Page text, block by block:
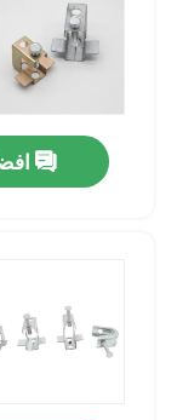
النمر المشبك
سروج قناة
لوحات غطاء